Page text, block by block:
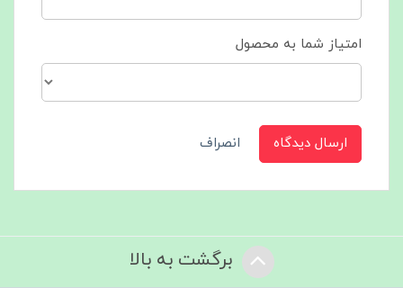
امتیاز شما به محصول
ارسال دیدگاه انصراف
برگشت به بالا